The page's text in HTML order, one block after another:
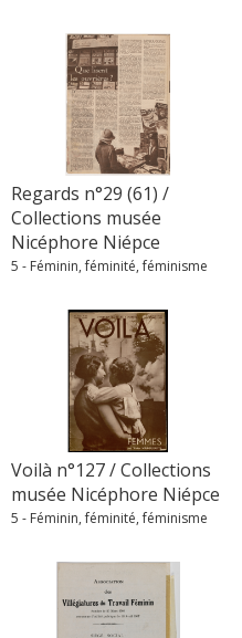
Regards n°29 (61) /
Collections musée
Nicéphore Niépce
5 - Féminin, féminité, féminisme
Voilà n°127 / Collections
musée Nicéphore Niépce
5 - Féminin, féminité, féminisme